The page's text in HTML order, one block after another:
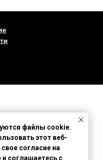
файлы cookie.
этот веб-
согласие на
и соглашаетесь с